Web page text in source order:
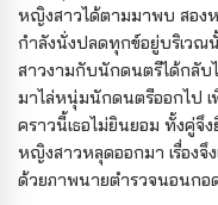
หญิงสาวได้ตามมาพบ สอง
กำลังนั่งปลดทุกข์อยู่บริเวณ
สาวงามกับนักดนตรีได้กลับ
มาไล่หนุ่มนักดนตรีออกไป เ
คราวนี้เธอไม่ยินยอม ทั้งคู่จึ
หญิงสาวหลุดออกมา เรื่องจึง
ด้วยภาพนายตำรวจนอนกอ